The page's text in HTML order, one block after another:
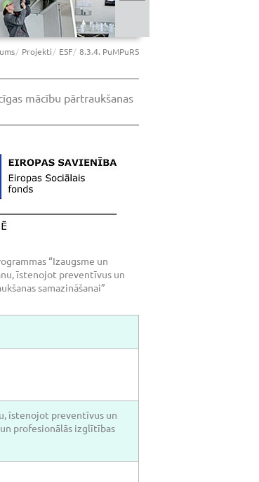
Projekti ESF 8.3.4. PuMPuRS
mācību pārtraukšanas
“Izaugsme un
īstenojot preventīvus un
samazināšanai”
īstenojot preventīvus un
profesionālās izglītības